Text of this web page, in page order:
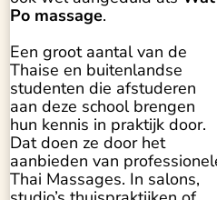
Po massage.
Een groot aantal van de
Thaise en buitenlandse
studenten die afstuderen
aan deze school brengen
hun kennis in praktijk door.
Dat doen ze door het
aanbieden van
Thai Massages. In salons,